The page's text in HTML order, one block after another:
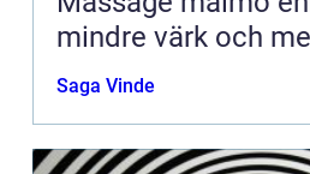
mindre värk och
Saga Vinde